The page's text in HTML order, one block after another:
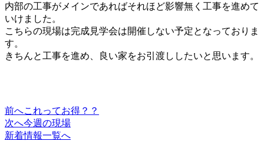
内部の工事がメインであればそれほど影響無く工事を進めて
いけました。
こちらの現場は完成見学会は開催しない予定となっておりま
す。
きちんと工事を進め、良い家をお引渡ししたいと思います。
投
稿
前へこれってお得？？
次へ今週の現場
新着情報一覧へ